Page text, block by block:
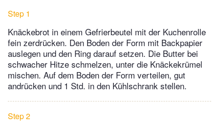
Step 1
Knäckebrot in einem Gefrierbeutel mit der Kuchenrolle
fein zerdrücken. Den Boden der Form mit Backpapier
auslegen und den Ring darauf setzen. Die Butter bei
schwacher Hitze schmelzen, unter die Knäckekrümel
mischen. Auf dem Boden der Form verteilen, gut
andrücken und 1 Std. in den Kühlschrank stellen.
Step 2